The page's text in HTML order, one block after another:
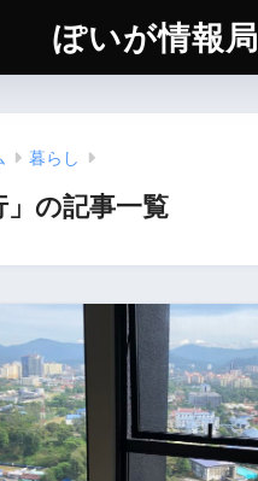
ぽいが情報局
暮らし
」の記事一覧